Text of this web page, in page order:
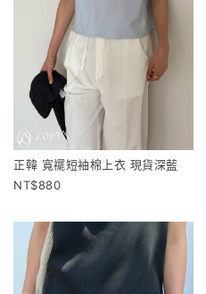
正韓 寬襬短袖棉上衣 現貨深藍
880